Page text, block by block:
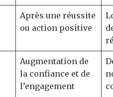
Après une réussite
ou action positive
Augmentation de
la confiance et de
l’engagement